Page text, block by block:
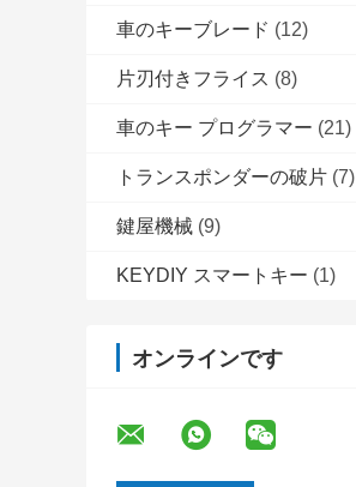
車のキーブレード (12)
片刃付きフライス (8)
車のキー プログラマー (21)
トランスポンダーの破片 (7)
鍵屋機械 (9)
KEYDIY スマートキー (1)
オンラインです